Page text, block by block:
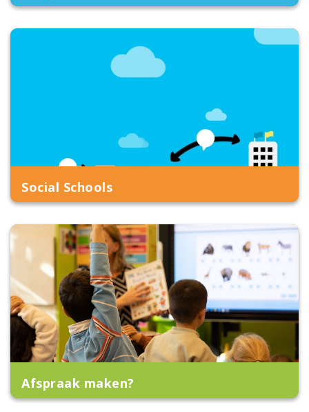
Social Schools
Afspraak maken?